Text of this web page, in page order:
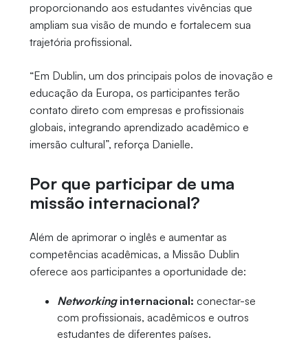
proporcionando aos estudantes vivências que
ampliam sua visão de mundo e fortalecem sua
trajetória profissional.
“Em Dublin, um dos principais polos de inovação e
educação da Europa, os participantes terão
contato direto com empresas e profissionais
globais, integrando aprendizado acadêmico e
imersão cultural”, reforça Danielle.
Por que participar de uma
missão internacional?
Além de aprimorar o inglês e aumentar as
competências acadêmicas, a Missão Dublin
oferece aos participantes a oportunidade de:
Networking internacional: conectar-se
com profissionais, acadêmicos e outros
estudantes de diferentes países.